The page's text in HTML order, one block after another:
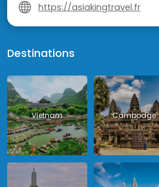
https://asiakingtravel.fr
Destinations
Vietnam Cambodge